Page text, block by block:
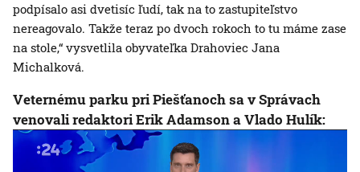
podpísalo asi dvetisíc ľudí, tak na to zastupiteľstvo
nereagovalo. Takže teraz po dvoch rokoch to tu máme zase
na stole,“ vysvetlila obyvateľka Drahoviec Jana
Michalková.
Veternému parku pri Piešťanoch sa v Správach
venovali redaktori Erik Adamson a Vlado Hulík: